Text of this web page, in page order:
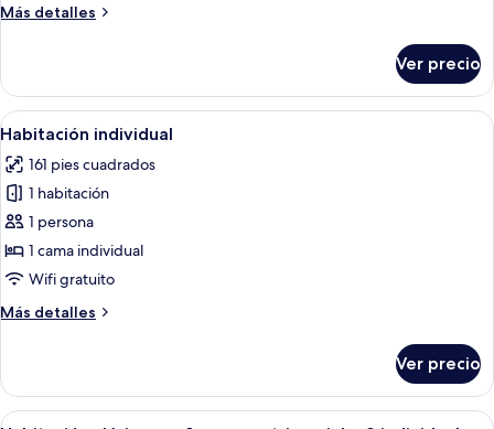
Más detalles
Más
doble
superior
Ver precio
Abrir
todas
las
fotos
de
Habitación
individual
Una habitación de hotel con una
5
Habitación individual
161 pies cuadrados
1 habitación
1 persona
1 cama individual
Wifi gratuito
Más detalles
Más
individual
Ver precio
Abrir
Una habitación de hotel moderna